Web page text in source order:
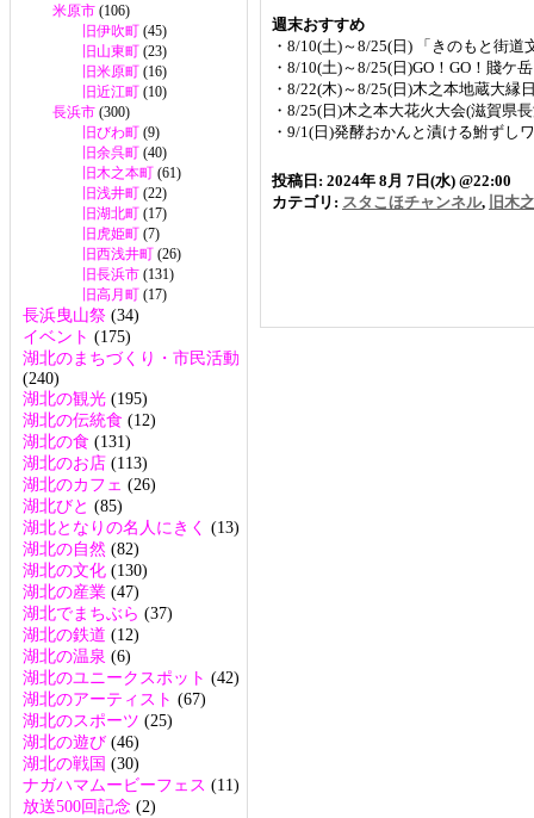
米原市 (106)
旧伊吹町 (45)
旧山東町 (23)
旧米原町 (16)
旧近江町 (10)
長浜市 (300)
旧びわ町 (9)
旧余呉町 (40)
旧木之本町 (61)
旧浅井町 (22)
旧湖北町 (17)
旧虎姫町 (7)
旧西浅井町 (26)
旧長浜市 (131)
旧高月町 (17)
長浜曳山祭 (34)
イベント (175)
湖北のまちづくり・市民活動
(240)
湖北の観光 (195)
湖北の伝統食 (12)
湖北の食 (131)
湖北のお店 (113)
湖北のカフェ (26)
湖北びと (85)
湖北となりの名人にきく (13)
湖北の自然 (82)
湖北の文化 (130)
湖北の産業 (47)
湖北でまちぶら (37)
湖北の鉄道 (12)
湖北の温泉 (6)
湖北のユニークスポット (42)
湖北のアーティスト (67)
湖北のスポーツ (25)
湖北の遊び (46)
湖北の戦国 (30)
ナガハマムービーフェス (11)
放送500回記念 (2)
週末おすすめ
・8/10(土)～8/25(日) 「きのもと街
・8/10(土)～8/25(日)GO！GO！賤ケ
・8/22(木)～8/25(日)木之本地蔵大縁
・8/25(日)木之本大花火大会(滋賀県
・9/1(日)発酵おかんと漬ける鮒ずし
投稿日: 2024年 8月 7日(水) @22:00
カテゴリ: スタこほチャンネル, 旧木